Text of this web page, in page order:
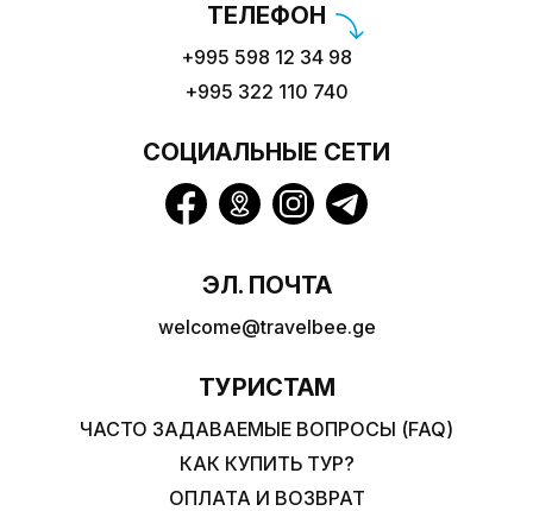
ТЕЛЕФОН
+995 598 12 34 98
+995 322 110 740
СОЦИАЛЬНЫЕ СЕТИ
ЭЛ. ПОЧТА
welcome@travelbee.ge
ТУРИСТАМ
ЧАСТО ЗАДАВАЕМЫЕ ВОПРОСЫ (FAQ)
КАК КУПИТЬ ТУР?
ОПЛАТА И ВОЗВРАТ